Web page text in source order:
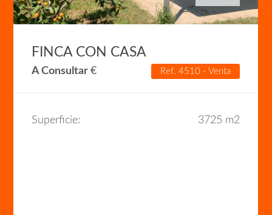
FINCA CON CASA
A Consultar€ Ref. 4510 - Venta
Superficie: 3725 m2